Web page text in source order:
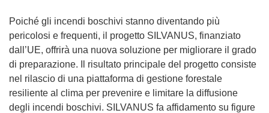
Poiché gli incendi boschivi stanno diventando più
pericolosi e frequenti, il progetto SILVANUS, finanziato
dall’UE, offrirà una nuova soluzione per migliorare il grado
di preparazione. Il risultato principale del progetto consiste
nel rilascio di una piattaforma di gestione forestale
resiliente al clima per prevenire e limitare la diffusione
degli incendi boschivi. SILVANUS fa affidamento su figure